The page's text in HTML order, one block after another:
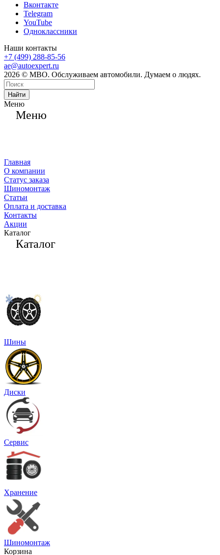
Вконтакте
Telegram
YouTube
Одноклассники
Наши контакты
+7 (499) 288-85-56
ae@autoexpert.ru
2026 © МВО. Обслуживаем автомобили. Думаем о людях.
Найти
Меню
Меню
Главная
О компании
Статус заказа
Шиномонтаж
Статьи
Оплата и доставка
Контакты
Акции
Каталог
Каталог
Шины
Диски
Сервис
Хранение
Шиномонтаж
Корзина